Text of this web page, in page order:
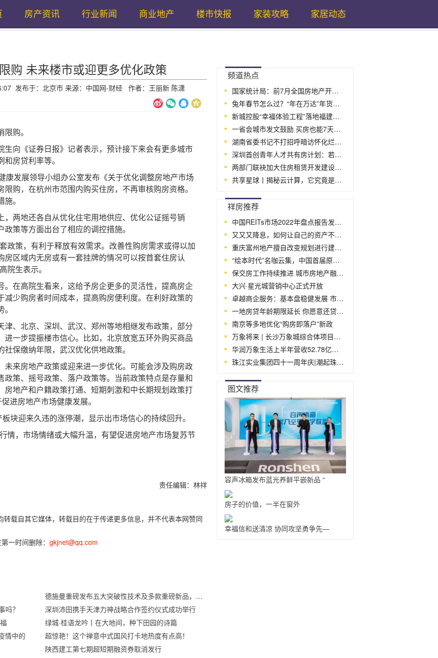
房产资讯 行业新闻 商业地产 楼市快报 家装攻略 家居动态
购 未来楼市或迎更多优化政策
发布于：北京市 来源：中国网-财经 作者：王丽新 陈潇
购。
向《证券日报》记者表示，预计接下来会有更多城市
房贷利率等。
发展领导小组办公室发布《关于优化调整房地产市场
购，在杭州市范围内购买住房，不再审核购房资格。
。
两地还各自从优化住宅用地供应、优化公证摇号销
策等方面出台了相应的调控措施。
策，有利于释放有效需求。改善性购房需求或得以加
区域内无房或有一套挂牌的情况可以按首套住房认
院生表示。
在高院生看来，这给予房企更多的灵活性，提高房企
少购房者时间成本，提高购房便利度。在利好政策的
、北京、深圳、武汉、郑州等地相继发布政策，部分
一步提振楼市信心。比如，北京放宽五环外购买商品
保缴纳年限，武汉优化供地政策。
来房地产政策或迎来进一步优化。可能会涉及购房政
策、摇号政策、落户政策等。当前政策特点是存量和
地产和户籍政策打通、短期刺激和中长期规划政策打
进房地产市场健康发展。
迎来久违的涨停潮，显示出市场信心的持续回升。
，市场情绪或大幅升温，有望促进房地产市场复苏节
责任编辑：林祥
转载自其它媒体，转载目的在于传递更多信息，并不代表本网赞同
一时间删除： gkjnet@qq.com
吗？
情中的
德施曼重磅发布五大突破性技术及多款重磅新品，开启
深圳沛田携手天津力神战略合作签约仪式成功举行
绿城·桂语龙吟丨在大地间，种下田园的诗篇
超惊艳！这个禅意中式国风打卡地热度有点高！
陕西建工第七期超短期融资券取消发行
频道热点
国家统计局：前7月全国房地产开发投资677
兔年春节怎么过？“年在万达”年货大直播
新城控股“幸福体验工程”落地福建漳州
一省会城市发文鼓励 买房也能7天无理由
湖南省委书记不打招呼暗访怀化烂尾十余
深圳首创青年人才共有房计划：若房价上涨
两部门联袂加大住房租赁开发建设信贷支
共享星球丨揭秘云计算，它究竟是怎样影响
祥房推荐
中国REITs市场2022年盘点报告发布：共上
又又又降息，如何让自己的资产不缩水？
重庆富州地产擅自改变规划进行建设被罚
“绘本时代”名咖云集，中国首届原创绘本
保交房工作持续推进 城市房地产融资协
大兴·星光城营销中心正式开放
卓越商企服务：基本盘稳健发展 市场化程
一地房贷年龄期限延长 你愿意还贷到80
南京等多地优化“购房即落户”新政
万象将来 | 长沙万象城综合体项目正式
华润万象生活上半年营收52.78亿元 同比
珠江实业集团四十一周年庆|潮起珠江，实
图文推荐
容声冰箱发布蓝光养鲜平嵌新品 “
房子的价值，一半在窗外
幸福信和送清凉 协同攻坚勇争先—